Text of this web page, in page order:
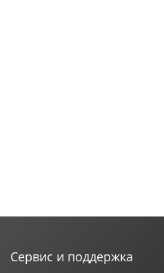
Сервис и поддержка